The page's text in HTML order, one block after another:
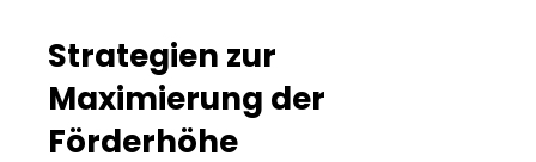
Strategien zur
Maximierung der
Förderhöhe